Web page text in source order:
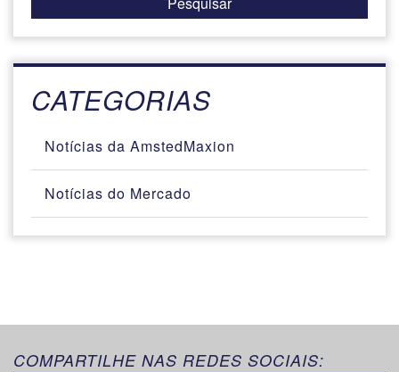
CATEGORIAS
Notícias da AmstedMaxion
Notícias do Mercado
COMPARTILHE NAS REDES SOCIAIS: